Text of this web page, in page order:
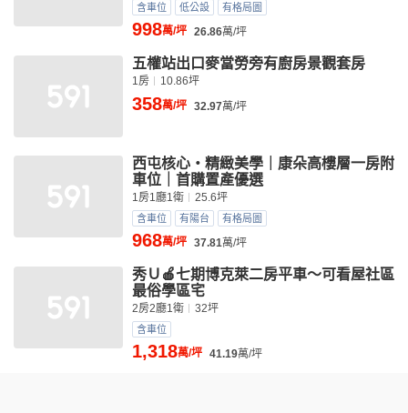
含車位 低公設 有格局圖
998萬/坪 26.86萬/坪
五權站出口麥當勞旁有廚房景觀套房
1房 10.86坪
358萬/坪 32.97萬/坪
西屯核心・精緻美學｜康朵高樓層一房附
車位｜首購置產優選
1房1廳1衛 25.6坪
含車位 有陽台 有格局圖
968萬/坪 37.81萬/坪
秀Ｕ🍎七期博克萊二房平車～可看屋社區
最俗學區宅
2房2廳1衛 32坪
含車位
1,318萬/坪 41.19萬/坪